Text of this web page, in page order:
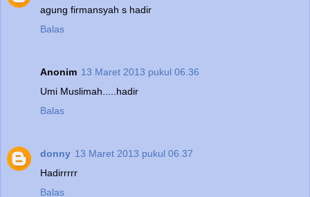
agung firmansyah s hadir
Balas
Anonim 13 Maret 2013 pukul 06.36
Umi Muslimah.....hadir
Balas
donny 13 Maret 2013 pukul 06.37
Hadirrrrr
Balas